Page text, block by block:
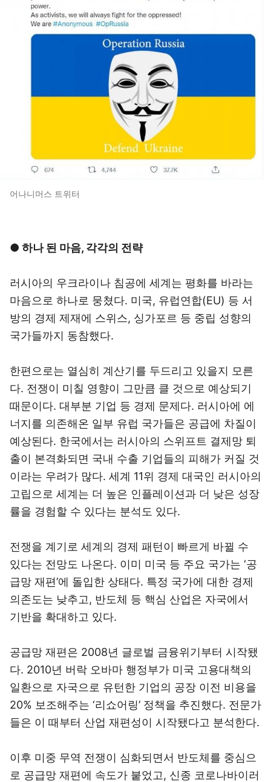
어나니머스 트위터
● 하나 된 마음, 각각의 전략
러시아의 우크라이나 침공에 세계는 평화를 바라는
마음으로 하나로 뭉쳤다. 미국, 유럽연합(EU) 등 서
방의 경제 제재에 스위스, 싱가포르 등 중립 성향의
국가들까지 동참했다.
한편으로는 열심히 계산기를 두드리고 있을지 모른
다. 전쟁이 미칠 영향이 그만큼 클 것으로 예상되기
때문이다. 대부분 기업 등 경제 문제다. 러시아에 에
너지를 의존해온 일부 유럽 국가들은 공급에 차질이
예상된다. 한국에서는 러시아의 스위프트 결제망 퇴
출이 본격화되면 국내 수출 기업들의 피해가 커질 것
이라는 우려가 많다. 세계 11위 경제 대국인 러시아의
고립으로 세계는 더 높은 인플레이션과 더 낮은 성장
률을 경험할 수 있다는 분석도 있다.
전쟁을 계기로 세계의 경제 패턴이 빠르게 바뀔 수
있다는 전망도 나온다. 이미 미국 등 주요 국가는 ‘공
급망 재편’에 돌입한 상태다. 특정 국가에 대한 경제
의존도는 낮추고, 반도체 등 핵심 산업은 자국에서
기반을 확대하고 있다.
공급망 재편은 2008년 글로벌 금융위기부터 시작됐
다. 2010년 버락 오바마 행정부가 미국 고용대책의
일환으로 자국으로 유턴한 기업의 공장 이전 비용을
20% 보조해주는 ‘리쇼어링’ 정책을 추진했다. 전문가
들은 이 때부터 산업 재편성이 시작됐다고 분석한다.
이후 미중 무역 전쟁이 심화되면서 반도체를 중심으
로 공급망 재편에 속도가 붙었고, 신종 코로나바이러